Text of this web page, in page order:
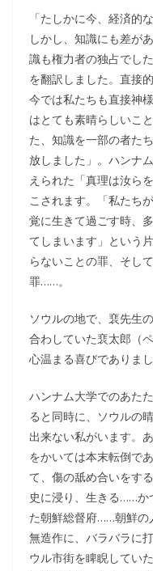
「たしかに今、経済的
しかし、知識にも差が
識も権力者の独占でし
を翻訳しました。直接
今では私たちも直接神
はとても素晴らしいこ
た、知識を一部の者た
放しました」。ハンナ
えられた「真理は汝ら
こされます。「私たち
覚に生きて過ごす時、
てしまいます」という
らないことの罪、そし
罪……。
ソウルの地で、裵先生
合わしていた裵太郎（
心温まる喜びでありまし
ハンナム大学でのあた
ると同時に、ソウルの
出来ない私がいます。
をかいては本末転倒で
て、傷の舐め合いをす
史に浸り、生きる……か
た朝鮮総督府……朝鮮の
無造作に、バラバラに
ウル市街を睥睨してい